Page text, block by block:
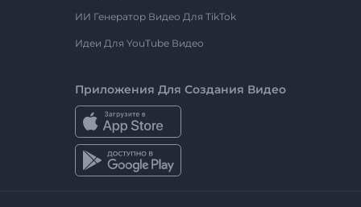
ИИ Генератор Видео Для TikTok
Идеи Для YouTube Видео
Приложения Для Создания Видео